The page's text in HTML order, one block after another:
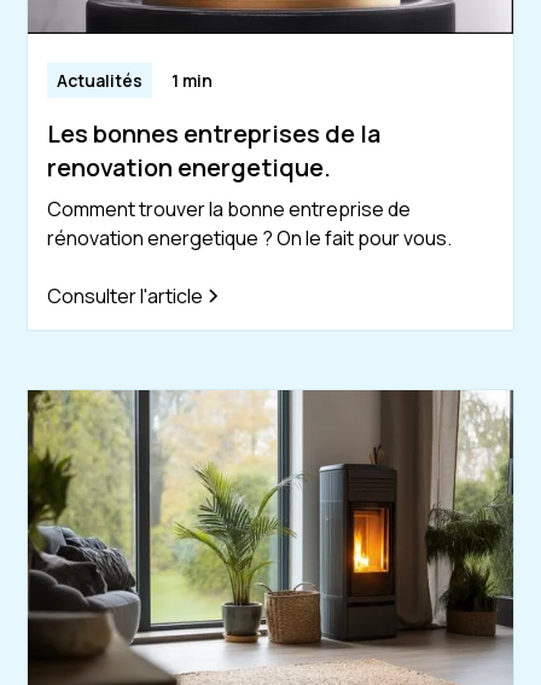
Actualités 1 min
Les bonnes entreprises de la
renovation energetique.
Comment trouver la bonne entreprise de
rénovation energetique ? On le fait pour vous.
Consulter l'article